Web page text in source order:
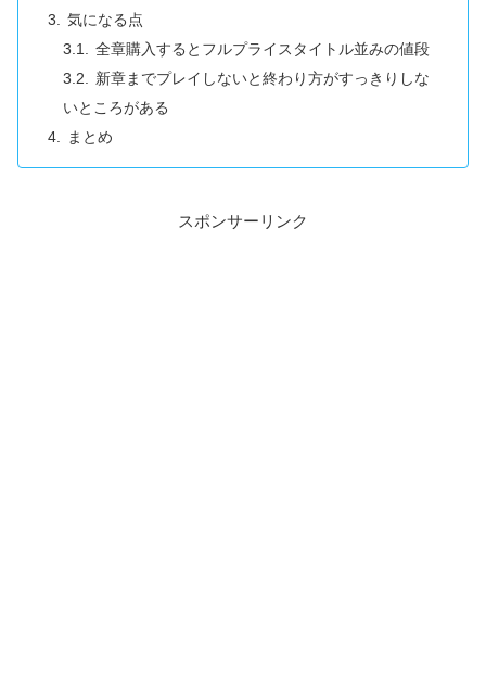
気になる点
全章購入するとフルプライスタイトル並みの値段
新章までプレイしないと終わり方がすっきりしな
いところがある
まとめ
スポンサーリンク